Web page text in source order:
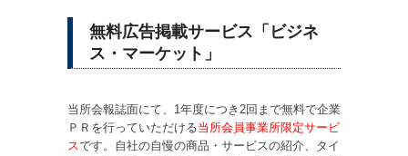
無料広告掲載サービス「ビジネ
ス・マーケット」
当所会報誌面にて、1年度につき2回まで無料で企業
ＰＲを行っていただける当所会員事業所限定サービ
スです。自社の自慢の商品・サービスの紹介、タイ